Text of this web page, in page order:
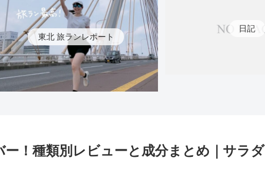
東北 旅ランレポート
日記
！種類別レビューと成分まとめ｜サラダ